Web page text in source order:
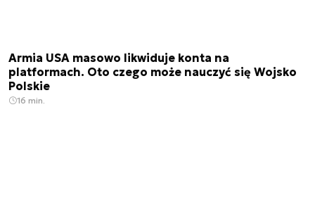
Armia USA masowo likwiduje konta na
platformach. Oto czego może nauczyć się Wojsko
Polskie
16 min.